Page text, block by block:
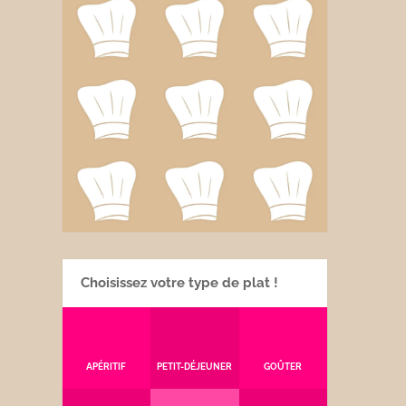
Choisissez votre type de plat !
APÉRITIF PETIT-DÉJEUNER GOÛTER